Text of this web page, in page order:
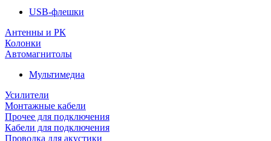
USB-флешки
Антенны и РК
Колонки
Автомагнитолы
Мультимедиа
Усилители
Монтажные кабели
Прочее для подключения
Кабели для подключения
Проводка для акустики